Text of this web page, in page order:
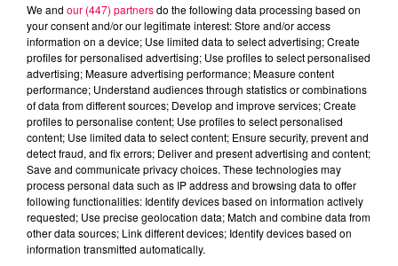
Flash infos
Crédit :Flash infos
We and our (447) partnersdo the following data processing based on
your consent and/or our legitimate interest: Store and/or access
information on a device; Use limited data to select advertising; Create
profiles for personalised advertising; Use profiles to select personalised
advertising; Measure advertising performance; Measure content
performance; Understand audiences through statistics or combinations
of data from different sources; Develop and improve services; Create
profiles to personalise content; Use profiles to select personalised
content; Use limited data to select content; Ensure security, prevent and
detect fraud, and fix errors; Deliver and present advertising and content;
Save and communicate privacy choices. These technologies may
process personal data such as IP address and browsing data to offer
following functionalities: Identify devices based on information actively
requested; Use precise geolocation data; Match and combine data from
other data sources; Link different devices; Identify devices based on
information transmitted automatically.